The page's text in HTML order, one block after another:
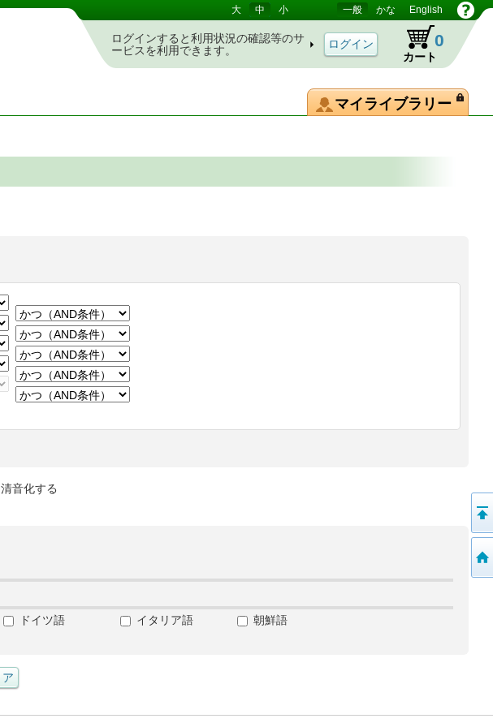
大 中 小 一般 かな English
ログインすると利用状況の確認等のサ
ービスを利用できます。
カート
0
マイライブラリー
清音化する
ドイツ語 イタリア語
朝鮮語